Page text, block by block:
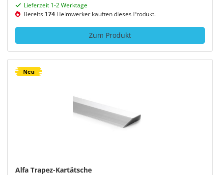
Lieferzeit 1-2 Werktage
Bereits 174 Heimwerker kauften dieses Produkt.
Zum Produkt
Neu
Alfa Trapez-Kartätsche